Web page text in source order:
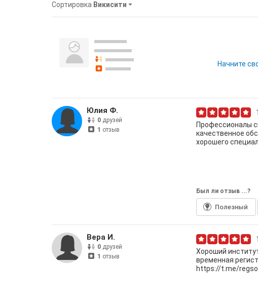
Сортировка Викисити
Начните
Юлия Ф.
0 друзей
1 отзыв
Профессионалы
качественное
хорошего
Был ли отзыв ...?
Полезный
Вера И.
0 друзей
1 отзыв
Хороший
временная
https://t.me/